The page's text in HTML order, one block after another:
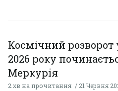
Космічний розворот
2026 року
Меркурія
2 хв на прочитання 21 Червня